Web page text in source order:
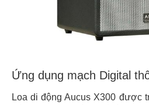
Ứng dụng mạch Digital
Loa di động Aucus X300 được